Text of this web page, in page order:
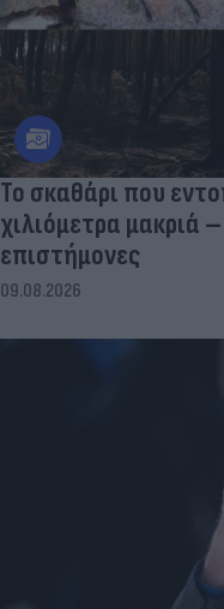
Το σκαθάρι που
χιλιόμετρα μακριά
επιστήμονες
09.08.2026